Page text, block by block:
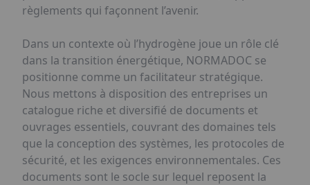
règlements qui façonnent l’avenir.
Dans un contexte où l’hydrogène joue un rôle clé
dans la transition énergétique, NORMADOC se
positionne comme un facilitateur stratégique.
Nous mettons à disposition des entreprises un
catalogue riche et diversifié de documents et
ouvrages essentiels, couvrant des domaines tels
que la conception des systèmes, les protocoles de
sécurité, et les exigences environnementales. Ces
documents sont le socle sur lequel reposent la